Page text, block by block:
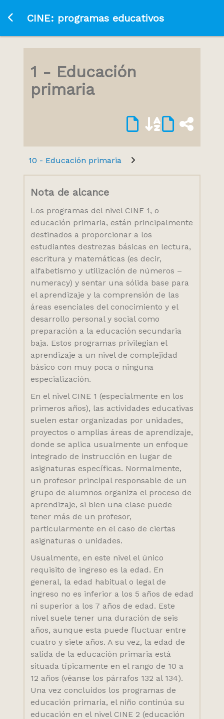
Ir a la página principal
CINE: programas educativos
1 - Educación
primaria
10 - Educación primaria
Nota de alcance
Los programas del nivel CINE 1, o
educación primaria, están principalmente
destinados a proporcionar a los
estudiantes destrezas básicas en lectura,
escritura y matemáticas (es decir,
alfabetismo y utilización de números –
numeracy) y sentar una sólida base para
el aprendizaje y la comprensión de las
áreas esenciales del conocimiento y el
desarrollo personal y social como
preparación a la educación secundaria
baja. Estos programas privilegian el
aprendizaje a un nivel de complejidad
básico con muy poca o ninguna
especialización.
En el nivel CINE 1 (especialmente en los
primeros años), las actividades educativas
suelen estar organizadas por unidades,
proyectos o amplias áreas de aprendizaje,
donde se aplica usualmente un enfoque
integrado de instrucción en lugar de
asignaturas específicas. Normalmente,
un profesor principal responsable de un
grupo de alumnos organiza el proceso de
aprendizaje, si bien una clase puede
tener más de un profesor,
particularmente en el caso de ciertas
asignaturas o unidades.
Usualmente, en este nivel el único
requisito de ingreso es la edad. En
general, la edad habitual o legal de
ingreso no es inferior a los 5 años de edad
ni superior a los 7 años de edad. Este
nivel suele tener una duración de seis
años, aunque esta puede fluctuar entre
cuatro y siete años. A su vez, la edad de
salida de la educación primaria está
situada típicamente en el rango de 10 a
12 años (véanse los párrafos 132 al 134).
Una vez concluidos los programas de
educación primaria, el niño continúa su
educación en el nivel CINE 2 (educación